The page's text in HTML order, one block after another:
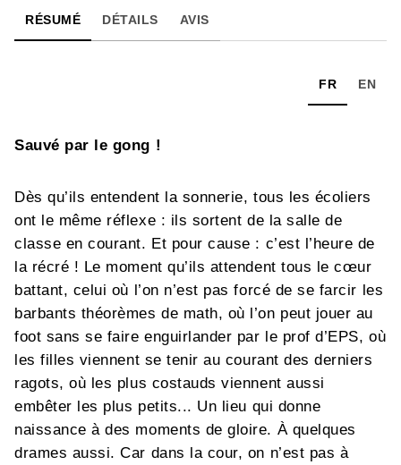
RÉSUMÉ DÉTAILS AVIS
FR EN
Sauvé par le gong !
Dès qu’ils entendent la sonnerie, tous les écoliers
ont le même réflexe : ils sortent de la salle de
classe en courant. Et pour cause : c’est l’heure de
la récré ! Le moment qu’ils attendent tous le cœur
battant, celui où l’on n’est pas forcé de se farcir les
barbants théorèmes de math, où l’on peut jouer au
foot sans se faire enguirlander par le prof d’EPS, où
les filles viennent se tenir au courant des derniers
ragots, où les plus costauds viennent aussi
embêter les plus petits... Un lieu qui donne
naissance à des moments de gloire. À quelques
drames aussi. Car dans la cour, on n’est pas à